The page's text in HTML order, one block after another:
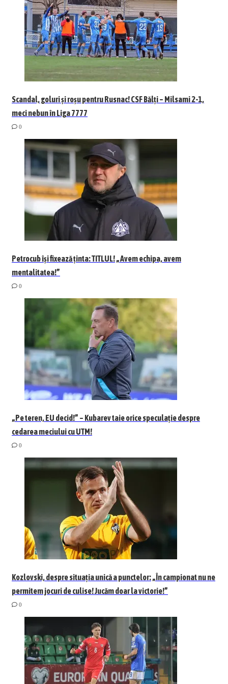
Scandal, goluri și roșu pentru Rusnac! CSF Bălți – Milsami 2-1,
meci nebun în Liga 7777
0
Petrocub își fixează ținta: TITLUL! „Avem echipa, avem
mentalitatea!”
0
„Pe teren, EU decid!” – Kubarev taie orice speculație despre
cedarea meciului cu UTM!
0
Kozlovski, despre situația unică a punctelor: „În campionat nu ne
permitem jocuri de culise! Jucăm doar la victorie!”
0